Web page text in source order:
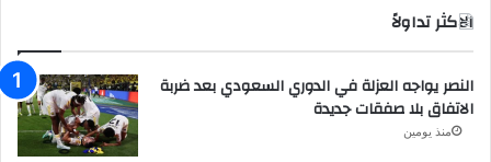
الاكثر تداولاً
النصر يواجه العزلة في الدوري السعودي بعد ضربة
الاتفاق بلا صفقات جديدة
منذ يومين